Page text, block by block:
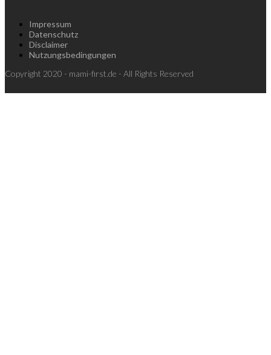
Impressum
Datenschutz
Disclaimer
Nutzungsbedingungen
Copyright 2020 - mami-first.de - All Rights Reserved